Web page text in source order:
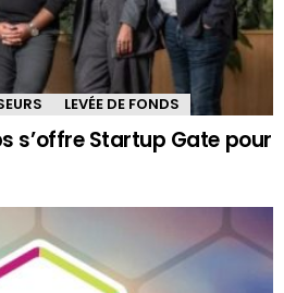
LEVÉE DE FONDS
s’offre Startup Gate pour